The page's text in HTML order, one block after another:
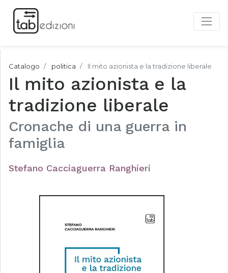
Catalogo politica Il mito azionista e la tradizione liberale
Il mito azionista e la
tradizione liberale
Cronache di una guerra in
famiglia
Stefano Cacciaguerra Ranghieri